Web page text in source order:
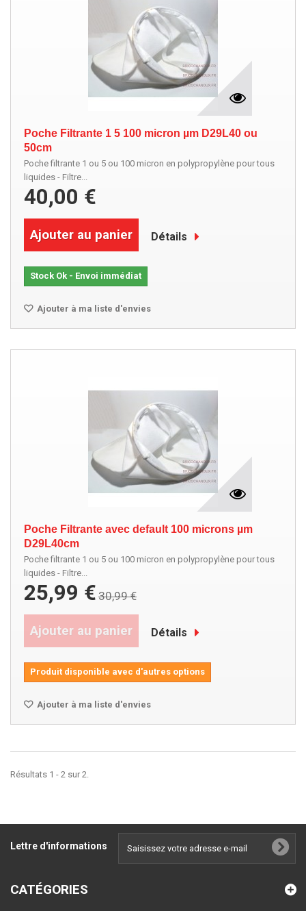
Poche Filtrante 1 5 100 micron µm D29L40 ou
50cm
Poche filtrante 1 ou 5 ou 100 micron en polypropylène pour tous
liquides - Filtre...
40,00 €
Ajouter au panier Détails
Stock Ok - Envoi immédiat
Ajouter à ma liste d'envies
Poche Filtrante avec default 100 microns µm
D29L40cm
Poche filtrante 1 ou 5 ou 100 micron en polypropylène pour tous
liquides - Filtre...
25,99 € 30,99 €
Ajouter au panier Détails
Produit disponible avec d'autres options
Ajouter à ma liste d'envies
Résultats 1 - 2 sur 2.
Lettre d'informations
CATÉGORIES